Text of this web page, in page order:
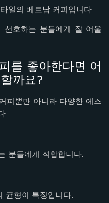
일의 베트남 커피입니다.
선호하는 분들에게 잘 어울
를 좋아한다면 어
까요?
피뿐만 아니라 다양한 에스
.
분들에게 적합합니다.
균형이 특징입니다.